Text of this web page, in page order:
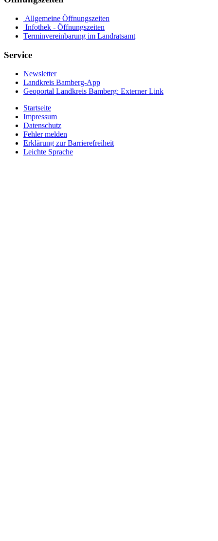
Allgemeine Öffnungszeiten
Infothek - Öffnungszeiten
Terminvereinbarung im Landratsamt
Service
Newsletter
Landkreis Bamberg-App
Geoportal Landkreis Bamberg: Externer Link
Startseite
Impressum
Datenschutz
Fehler melden
Erklärung zur Barrierefreiheit
Leichte Sprache